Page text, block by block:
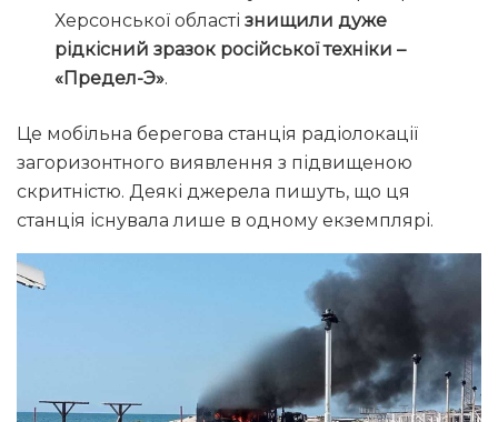
Херсонської областізнищили дуже
рідкісний зразок російської техніки –
«Предел-Э».
Це мобільна берегова станція радіолокації
загоризонтного виявлення з підвищеною
скритністю. Деякі джерела пишуть, що ця
станція існувала лише в одному екземплярі.